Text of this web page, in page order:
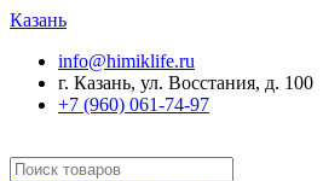
Казань
info@himiklife.ru
г. Казань, ул. Восстания, д. 100
+7 (960) 061-74-97